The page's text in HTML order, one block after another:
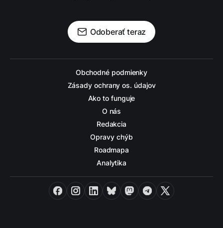
Odoberať teraz
Obchodné podmienky
Zásady ochrany os. údajov
Ako to funguje
O nás
Redakcia
Opravy chýb
Roadmapa
Analytika
FacebookInstagramLinkedInBlueskyMastodon
Telegram
X